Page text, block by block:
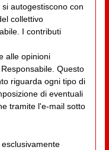
autogestiscono con
collettivo
I contributi
alle opinioni
Questo
riguarda ogni tipo di
di eventuali
tramite l'e-mail sotto